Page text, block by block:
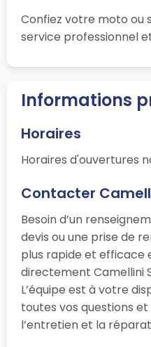
Confiez votre moto ou
service professionnel
Informations
Horaires
Horaires d'ouvertures
Contacter
Besoin d’un
devis ou une prise de
plus rapide et
directement Camellini
L’équipe est à votre
toutes vos questions
l’entretien et la